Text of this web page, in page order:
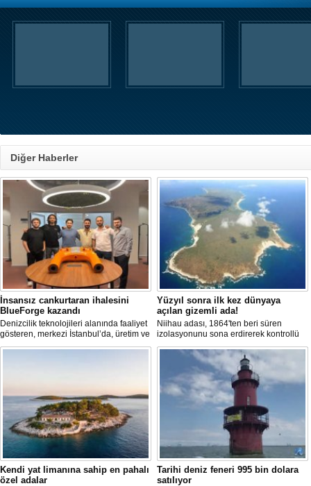
Diğer Haberler
İnsansız cankurtaran ihalesini
BlueForge kazandı
Denizcilik teknolojileri alanında faaliyet
gösteren, merkezi İstanbul’da, üretim ve
Ar-Ge faaliyetlerinin önemli bölümünü
Yüzyıl sonra ilk kez dünyaya
açılan gizemli ada!
Niihau adası, 1864'ten beri süren
izolasyonunu sona erdirerek kontrollü
turist ziyaretlerine açıldı. Ada sakinleri,
modern teknolojiden uzak, katı
kurallarla dolu bir yaşam sürdürüyor.
Kendi yat limanına sahip en pahalı
özel adalar
Tarihi deniz feneri 995 bin dolara
satılıyor